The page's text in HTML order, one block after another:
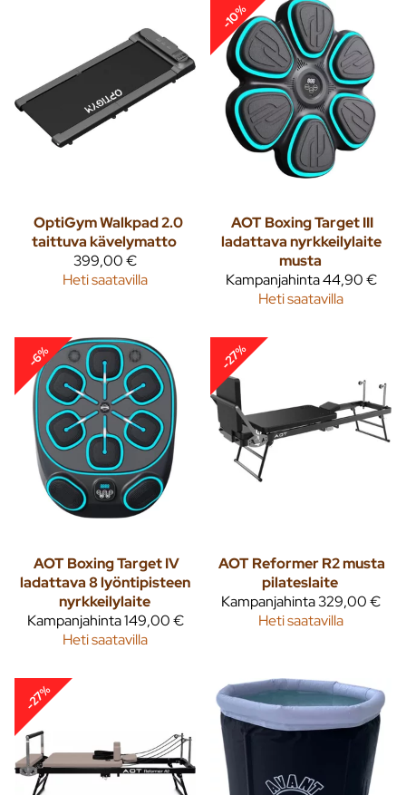
OptiGym Walkpad 2.0
taittuva kävelymatto
399,00 €
Heti saatavilla
-10%
AOT Boxing Target III
ladattava nyrkkeilylaite
musta
Kampanjahinta44,90 €
Heti saatavilla
-6%
AOT Boxing Target IV
ladattava 8 lyöntipisteen
nyrkkeilylaite
Kampanjahinta149,00 €
Heti saatavilla
-27%
AOT Reformer R2 musta
pilateslaite
Kampanjahinta329,00 €
Heti saatavilla
-27%